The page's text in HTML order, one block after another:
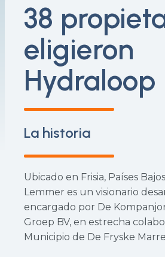
38
eligieron
Hydraloop
La historia
Ubicado en Frisia, Países
Lemmer es un visionario
encargado por De
Groep BV, en estrecha
Municipio de De Fryske